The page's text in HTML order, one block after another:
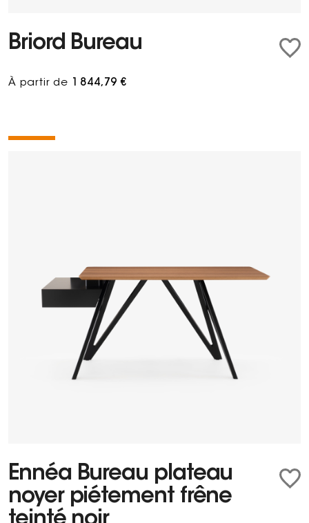
Briord Bureau
À partir de 1 844,79 €
Ennéa Bureau plateau
noyer piétement frêne